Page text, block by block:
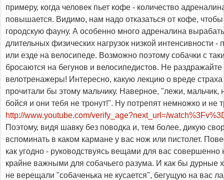
примеру, когда человек пьет кофе - количество
повышается. Видимо, нам надо отказаться от кофе,
городскую фауну. А особенно много адреналина
длительных физических нагрузок низкой интенсивности -
или езде на велосипеде. Возможно поэтому собачки с
бросаются на бегунов и велосипедистов. Не раздражайте
велотренажеры! Интересно, какую лекцию о вреде страха
прочитали бы этому мальчику. Наверное, "лежи, мальчик,
бойся и они тебя не тронут!". Ну потрепят немножко и не
http://www.youtube.com/verify_age?next_url=/
Поэтому, видя шавку без поводка и, тем более, дикую
вспоминать в каком кармане у вас нож или пистолет.
как угодно - руководствуясь вещами для вас
крайне важными для собачьего разума. И как бы дурные
не верещали "собаченька не кусается", бегущую на вас